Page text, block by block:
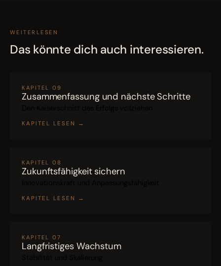
WEITERLESEN
Das könnte dich auch interessieren.
KAPITEL 09
Zusammenfassung und nächste Schritte
KAPITEL LESEN →
KAPITEL 08
Zukunftsfähigkeit sichern
KAPITEL LESEN →
KAPITEL 07
Langfristiges Wachstum